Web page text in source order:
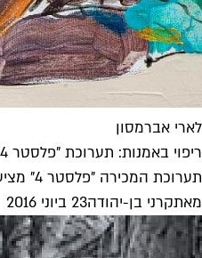
לארי אברמסון
ריפוי באמנות: תערוכת "פלסטר 4" נרתמת למען רופאים לזכויות אדם
תערוכת המכירה "פלסטר 4" מציעה לכם אמנות טובה עם ערך מוסף, כשחלק מההכנסות ייתרמו לארגון רופאים לזכויות אדם. יותר מ־100 אמנים...
מאתקרני בן-יהודה23 ביוני 2016